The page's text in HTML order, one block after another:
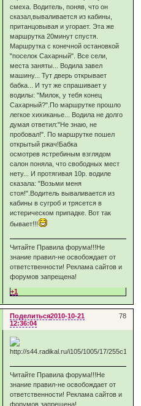
смеха. Водитель, поняв, что он
сказал,вываливается из кабины,
пританцовывая и угорает. Эта же
маршрутка 20минут спустя.
Маршрутка с конечной остановкой
"поселок Сахарный". Все сели,
места заняты... Водила завел
машину... Тут дверь открывает
бабка... И тут же спрашивает у
водилы: "Милок, у тебя конец
Сахарный?".По маршрутке прошло
легкое хихиканье... Водила не долго
думая ответил:"Не знаю, не
пробовал!". По маршрутке пошел
открытый ржач!Бабка
осмотрев ястребиным взглядом
салон поняла, что свободных мест
нету... И протягивая 10р. водиле
сказала: "Возьми меня
стоя!".Водитель вываливается из
кабины в сугроб и трясется в
истерическом припадке. Вот так
бывает!!!
Читайте Правила форума!!!Не
знание правил-не освобождает от
ответственности! Реклама сайтов и
форумов запрещена!
+1
Поделиться 78
2010-10-21
12:36:04
Читайте Правила форума!!!Не
знание правил-не освобождает от
ответственности! Реклама сайтов и
форумов запрещена!